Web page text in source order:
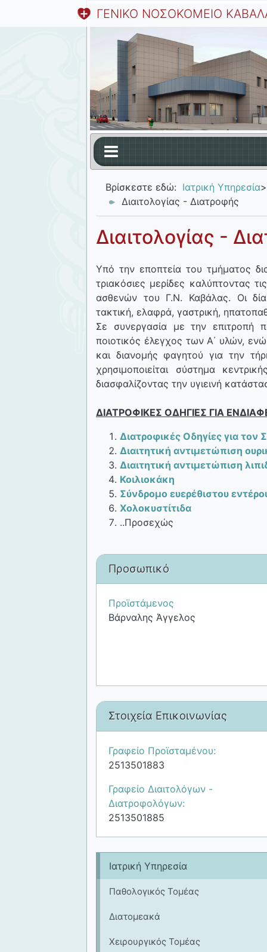
ΓΕΝΙΚΟ ΝΟΣΟΚΟΜΕΙΟ
Βρίσκεστε εδώ: Ιατρική Υπηρεσία>
Διαιτολογίας - Διατροφής
Ιατρική Υπηρεσία
Παθολογικός Τομέας
Διατομεακά
Χειρουργικός Τομέας
Διαιτολογίας -
Υπό την εποπτεία του τμήματος
τριακόσιες μερίδες καλύπτοντας
ασθενών του Γ.Ν. Καβάλας. Οι
τακτική, ελαφρά, γαστρική,
Σε συνεργασία με την επιτροπή
ποιοτικός έλεγχος των Α΄ υλών,
και διανομής φαγητού για την
χρησιμοποιείται σύστημα
διασφαλίζοντας την υγιεινή
ΔΙΑΤΡΟΦΙΚΕΣ ΟΔΗΓΙΕΣ ΓΙΑ
Διατροφικές Οδηγίες για
Διαιτητική αντιμετώπιση
Διαιτητική αντιμετώπιση
Κοιλιοκάκη
Σύνδρομο ευερέθιστου
Χολοκυστίτιδα
..Προσεχώς
Προσωπικό
Προϊστάμενος
Βάρναλης Άγγελος
Στοιχεία Επικοινωνίας
Γραφείο Προϊσταμένου:
2513501883
Γραφείο Διαιτολόγων -
Διατροφολόγων:
2513501885